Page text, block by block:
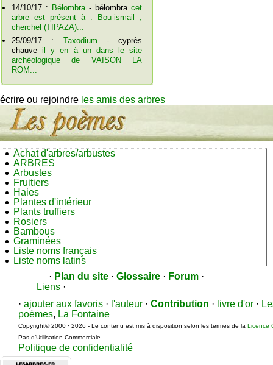
14/10/17 : Bélombra- bélombracet
arbre est présent à : Bou-ismail ,
cherchel (TIPAZA)...
25/09/17 : Taxodium - cyprès
chauve il y en à un dans le site
archéologique de VAISON LA
ROM...
écrire ou rejoindre les amis des arbres
Achat d'arbres/arbustes
ARBRES
Arbustes
Fruitiers
Haies
Plantes d'intérieur
Plants truffiers
Rosiers
Bambous
Graminées
Liste noms français
Liste noms latins
· Plan du site · Glossaire · Forum ·
Liens ·
· ajouter aux favoris · l'auteur · Contribution · livre d'or ·
poèmes, La Fontaine
Copyright© 2000 · 2026 - Le contenu est mis à disposition selon les termes de la Licence
Pas d’Utilisation Commerciale
Politique de confidentialité